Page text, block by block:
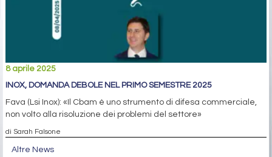
8 aprile 2025
INOX, DOMANDA DEBOLE NEL PRIMO SEMESTRE 2025
Fava (Lsi Inox): «Il Cbam è uno strumento di difesa commerciale,
non volto alla risoluzione dei problemi del settore»
di Sarah Falsone
Altre News